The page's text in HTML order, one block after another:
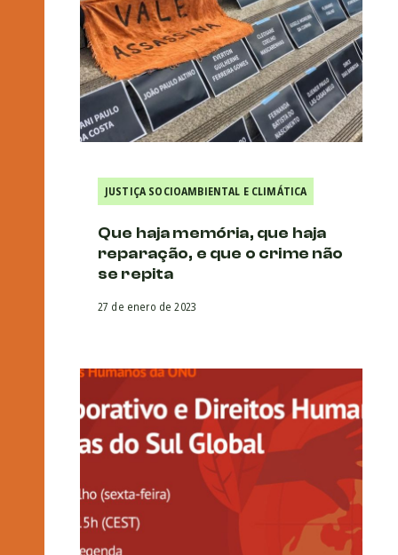
JUSTIÇA SOCIOAMBIENTAL E CLIMÁTICA
Que haja memória, que haja
reparação, e que o crime não
se repita
27 de enero de 2023